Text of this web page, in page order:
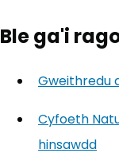
Ble ga'i
Gweithredu
Cyfoeth
hinsawdd